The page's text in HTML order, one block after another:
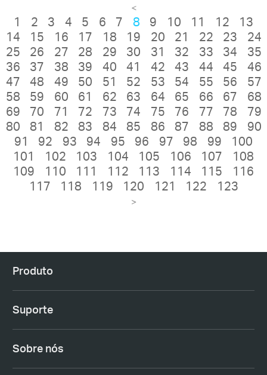
<
1 2 3 4 5 6 7 8 9 10 11 12
13
14
15 16 17 18 19 20 21 22 23
24
25
26 27 28 29 30 31 32 33 34
35
36
37 38 39 40 41 42 43 44 45
46
47
48 49 50 51 52 53 54 55 56
57
58
59 60 61 62 63 64 65 66 67
68
69
70 71 72 73 74 75 76 77 78
79
80
81 82 83 84 85 86 87 88 89
90
91
92 93 94 95 96 97 98 99
100
101
102 103 104 105 106 107
108
109
110 111 112 113 114 115
116
117
118 119 120 121 122 123
>
Produto
Suporte
Sobre nós